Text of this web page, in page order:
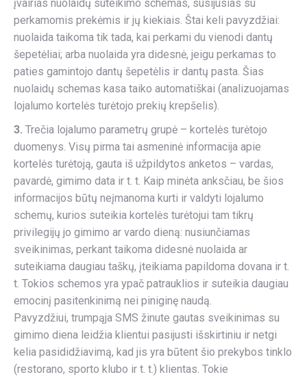
įvairias nuolaidų suteikimo schemas, susijusias su
perkamomis prekėmis ir jų kiekiais. Štai keli pavyzdžiai:
nuolaida taikoma tik tada, kai perkami du vienodi dantų
šepetėliai; arba nuolaida yra didesnė, jeigu perkamas to
paties gamintojo dantų šepetėlis ir dantų pasta. Šias
nuolaidų schemas kasa taiko automatiškai (analizuojamas
lojalumo kortelės turėtojo prekių krepšelis).
3. Trečia lojalumo parametrų grupė – kortelės turėtojo
duomenys. Visų pirma tai asmeninė informacija apie
kortelės turėtoją, gauta iš užpildytos anketos – vardas,
pavardė, gimimo data ir t. t. Kaip minėta anksčiau, be šios
informacijos būtų neįmanoma kurti ir valdyti lojalumo
schemų, kurios suteikia kortelės turėtojui tam tikrų
privilegijų jo gimimo ar vardo dieną: nusiunčiamas
sveikinimas, perkant taikoma didesnė nuolaida ar
suteikiama daugiau taškų, įteikiama papildoma dovana ir t.
t. Tokios schemos yra ypač patrauklios ir suteikia daugiau
emocinį pasitenkinimą nei piniginę naudą.
Pavyzdžiui, trumpąja SMS žinute gautas sveikinimas su
gimimo diena leidžia klientui pasijusti išskirtiniu ir netgi
kelia pasididžiavimą, kad jis yra būtent šio prekybos tinklo
(restorano, sporto klubo ir t. t.) klientas. Tokie